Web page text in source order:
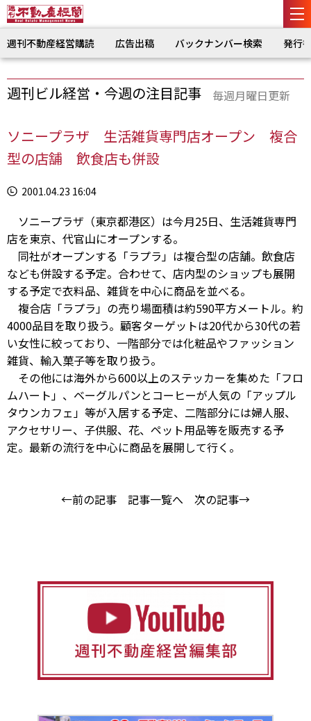
週刊不動産経営購読 広告出稿 バックナンバー検索 発行
週刊ビル経営・今週の注目記事 毎週月曜日更新
ソニープラザ 生活雑貨専門店オープン 複合
型の店舗 飲食店も併設
2001.04.23 16:04
ソニープラザ（東京都港区）は今月25日、生活雑貨専門
店を東京、代官山にオープンする。
同社がオープンする「ラプラ」は複合型の店舗。飲食店
なども併設する予定。合わせて、店内型のショップも展開
する予定で衣料品、雑貨を中心に商品を並べる。
複合店「ラプラ」の売り場面積は約590平方メートル。約
4000品目を取り扱う。顧客ターゲットは20代から30代の若
い女性に絞っており、一階部分では化粧品やファッション
雑貨、輸入菓子等を取り扱う。
その他には海外から600以上のステッカーを集めた「フロ
ムハート」、ベーグルパンとコーヒーが人気の「アップル
タウンカフェ」等が入居する予定、二階部分には婦人服、
アクセサリー、子供服、花、ペット用品等を販売する予
定。最新の流行を中心に商品を展開して行く。
←前の記事 記事一覧へ 次の記事→